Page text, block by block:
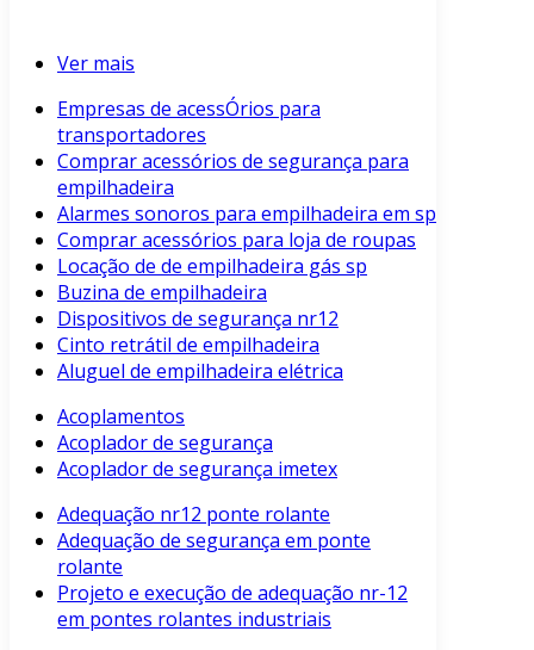
Ver mais
Empresas de acessÓrios para
transportadores
Comprar acessórios de segurança para
empilhadeira
Alarmes sonoros para empilhadeira em sp
Comprar acessórios para loja de roupas
Locação de de empilhadeira gás sp
Buzina de empilhadeira
Dispositivos de segurança nr12
Cinto retrátil de empilhadeira
Aluguel de empilhadeira elétrica
Acoplamentos
Acoplador de segurança
Acoplador de segurança imetex
Adequação nr12 ponte rolante
Adequação de segurança em ponte
rolante
Projeto e execução de adequação nr-12
em pontes rolantes industriais